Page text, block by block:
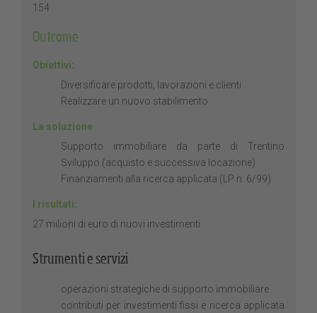
154
Outcome
Obiettivi:
Diversificare prodotti, lavorazioni e clienti
Realizzare un nuovo stabilimento
La soluzione
Supporto immobiliare da parte di Trentino
Sviluppo (acquisto e successiva locazione)
Finanziamenti alla ricerca applicata (LP n. 6/99)
I risultati:
27 milioni di euro di nuovi investimenti
Strumenti e servizi
operazioni strategiche di supporto immobiliare
contributi per investimenti fissi e ricerca applicata